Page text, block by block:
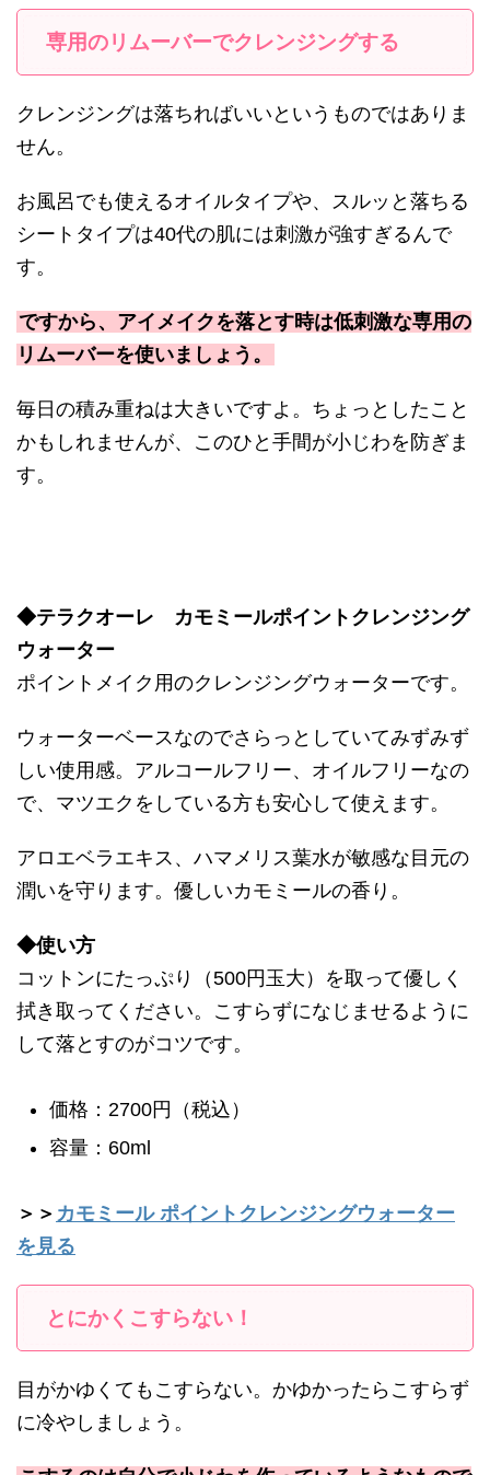
専用のリムーバーでクレンジングする
クレンジングは落ちればいいというものではありま
せん。
お風呂でも使えるオイルタイプや、スルッと落ちる
シートタイプは40代の肌には刺激が強すぎるんで
す。
ですから、アイメイクを落とす時は低刺激な専用の
リムーバーを使いましょう。
毎日の積み重ねは大きいですよ。ちょっとしたこと
かもしれませんが、このひと手間が小じわを防ぎま
す。
◆テラクオーレ カモミールポイントクレンジング
ウォーター
ポイントメイク用のクレンジングウォーターです。
ウォーターベースなのでさらっとしていてみずみず
しい使用感。アルコールフリー、オイルフリーなの
で、マツエクをしている方も安心して使えます。
アロエベラエキス、ハマメリス葉水が敏感な目元の
潤いを守ります。優しいカモミールの香り。
◆使い方
コットンにたっぷり（500円玉大）を取って優しく
拭き取ってください。こすらずになじませるように
して落とすのがコツです。
価格：2700円（税込）
容量：60ml
＞＞ カモミール ポイントクレンジングウォーター
を見る
とにかくこすらない！
目がかゆくてもこすらない。かゆかったらこすらず
に冷やしましょう。